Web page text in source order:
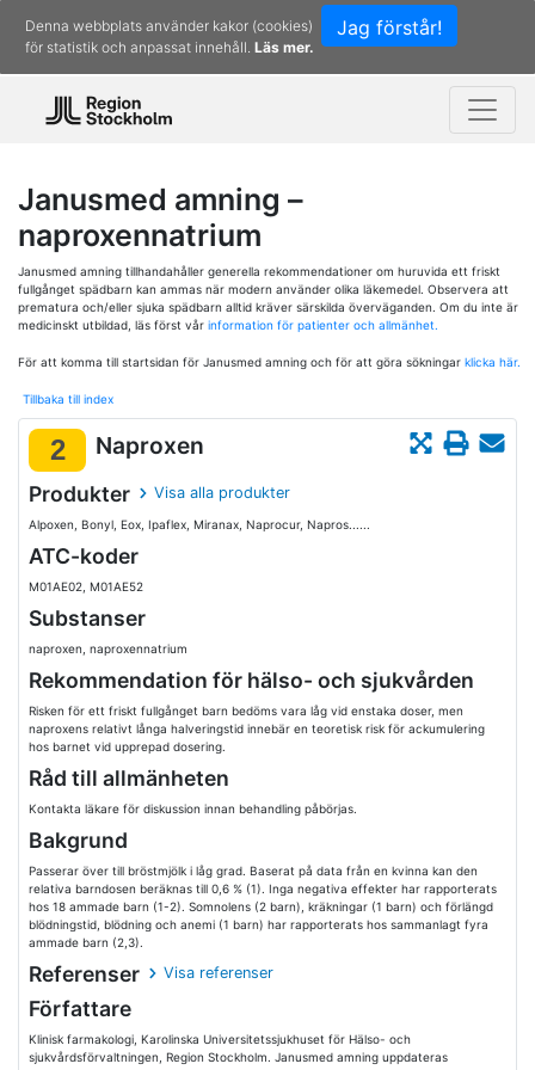
Jag förstår!
Denna webbplats använder kakor (cookies)
för statistik och anpassat innehåll. Läs mer.
Janusmed amning –
naproxennatrium
Janusmed amning tillhandahåller generella rekommendationer om huruvida ett friskt
fullgånget spädbarn kan ammas när modern använder olika läkemedel. Observera att
prematura och/eller sjuka spädbarn alltid kräver särskilda överväganden. Om du inte är
medicinskt utbildad, läs först vår information för patienter och allmänhet.
För att komma till startsidan för Janusmed amning och för att göra sökningar klicka här.
Tillbaka till index
2 Naproxen
Produkter Visa alla produkter
Alpoxen, Bonyl, Eox, Ipaflex, Miranax, Naprocur, Napros......
ATC-koder
M01AE02, M01AE52
Substanser
naproxen, naproxennatrium
Rekommendation för hälso- och sjukvården
Risken för ett friskt fullgånget barn bedöms vara låg vid enstaka doser, men
naproxens relativt långa halveringstid innebär en teoretisk risk för ackumulering
hos barnet vid upprepad dosering.
Råd till allmänheten
Kontakta läkare för diskussion innan behandling påbörjas.
Bakgrund
Passerar över till bröstmjölk i låg grad. Baserat på data från en kvinna kan den
relativa barndosen beräknas till 0,6 % (1). Inga negativa effekter har rapporterats
hos 18 ammade barn (1-2). Somnolens (2 barn), kräkningar (1 barn) och förlängd
blödningstid, blödning och anemi (1 barn) har rapporterats hos sammanlagt fyra
ammade barn (2,3).
Referenser Visa referenser
Författare
Klinisk farmakologi, Karolinska Universitetssjukhuset för Hälso- och
sjukvårdsförvaltningen, Region Stockholm. Janusmed amning uppdateras